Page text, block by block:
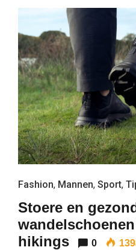
Fashion, Mannen, Sport,
Stoere en
hikings
0